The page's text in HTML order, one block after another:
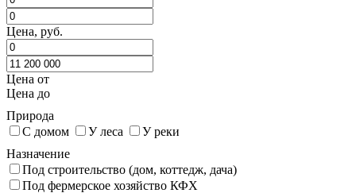
Цена, руб.
Цена от
Цена до
Природа
С домом
У леса
У реки
Назначение
Под строительство (дом, коттедж, дача)
Под фермерское хозяйство КФХ